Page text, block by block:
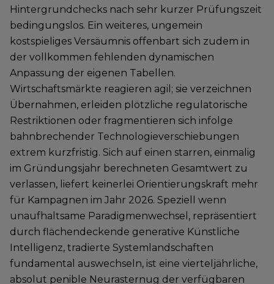
Hintergrundchecks nach sehr kurzer Prüfungszeit
bedingungslos. Ein weiteres, ungemein
kostspieliges Versäumnis offenbart sich zudem in
der vollkommen fehlenden dynamischen
Anpassung der eigenen Tabellen.
Wirtschaftsmärkte reagieren agil; sie verzeichnen
Übernahmen, erleiden plötzliche regulatorische
Restriktionen oder fragmentieren sich infolge
bahnbrechender Technologieverschiebungen
extrem kurzfristig. Sich auf einen starren, einmalig
im Gründungsjahr berechneten Gesamtwert zu
verlassen, liefert keinerlei Orientierungskraft mehr
für Kampagnen im Jahr 2026. Speziell wenn
unaufhaltsame Paradigmenwechsel, repräsentiert
durch flächendeckende generative Künstliche
Intelligenz, tradierte Systemlandschaften
fundamental auswechseln, ist eine vierteljährliche,
absolut penible Neurasternug der verfügbaren